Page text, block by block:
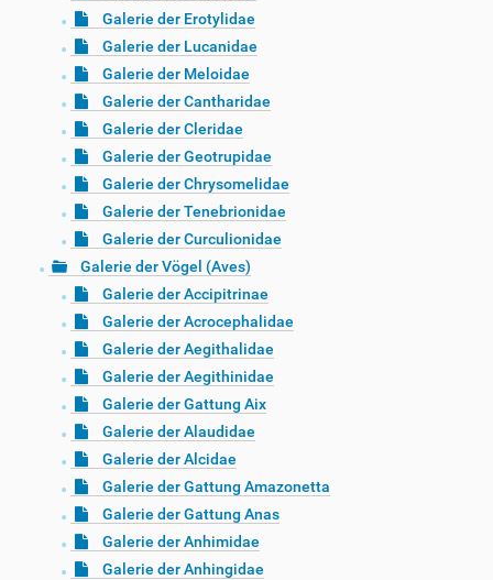
Galerie der Erotylidae
Galerie der Lucanidae
Galerie der Meloidae
Galerie der Cantharidae
Galerie der Cleridae
Galerie der Geotrupidae
Galerie der Chrysomelidae
Galerie der Tenebrionidae
Galerie der Curculionidae
Galerie der Vögel (Aves)
Galerie der Accipitrinae
Galerie der Acrocephalidae
Galerie der Aegithalidae
Galerie der Aegithinidae
Galerie der Gattung Aix
Galerie der Alaudidae
Galerie der Alcidae
Galerie der Gattung Amazonetta
Galerie der Gattung Anas
Galerie der Anhimidae
Galerie der Anhingidae